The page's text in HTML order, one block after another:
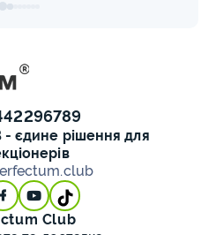
- єдине рішення для
Club